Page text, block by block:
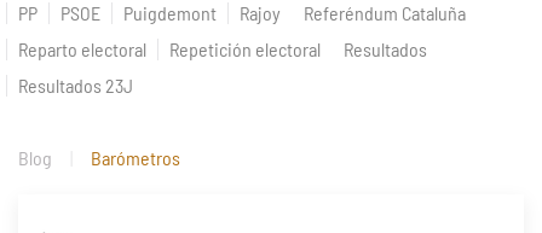
PP
PSOE Puigdemont Rajoy
Referéndum Cataluña
Reparto electoral
Repetición electoral
Resultados
Resultados 23J
Blog Barómetros